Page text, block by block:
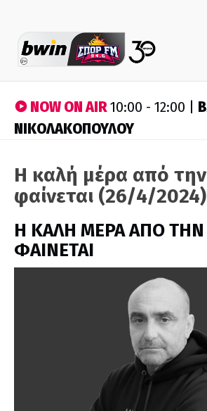
NOW ON AIR10:00 - 12:00 |
ΝΙΚΟΛΑΚΟΠΟΥΛΟΥ
Η καλή μέρα από
φαίνεται (26/4/2024)
H ΚΑΛΗ ΜΕΡΑ ΑΠΟ
ΦΑΙΝΕΤΑΙ